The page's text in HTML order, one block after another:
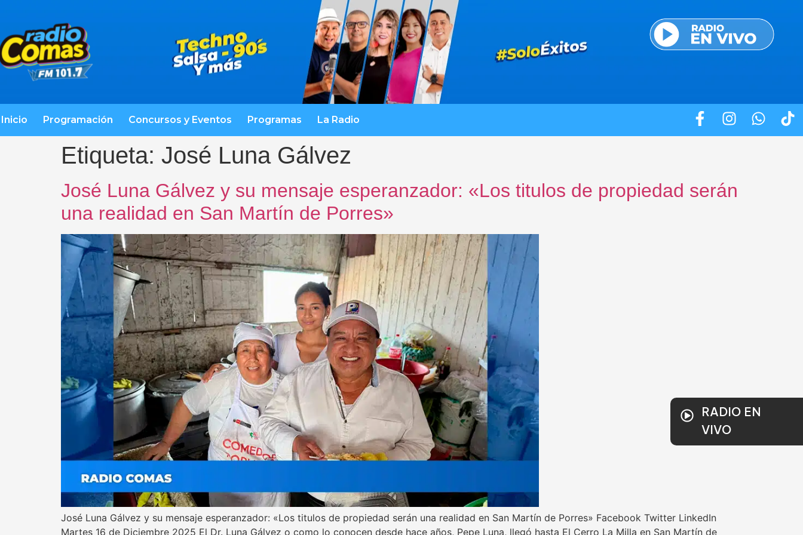
Inicio Programación Concursos y Eventos Programas La Radio
Etiqueta: José Luna Gálvez
José Luna Gálvez y su mensaje esperanzador: «Los titulos de propiedad serán
una realidad en San Martín de Porres»
José Luna Gálvez y su mensaje esperanzador: «Los titulos de propiedad serán una realidad en San Martín de Porres» Facebook Twitter LinkedIn
Martes 16 de Diciembre 2025 El Dr. Luna Gálvez o como lo conocen desde hace años, Pepe Luna, llegó hasta El Cerro La Milla en San Martín de
RADIO EN
VIVO